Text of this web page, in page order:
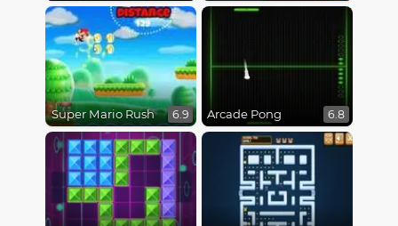
Super Mario Rush 6.9 Arcade Pong 6.8